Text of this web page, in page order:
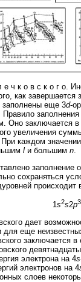
ч к о в с к о г о.
как
заполнены еще 3d-
Правило
Оно заключается в
увеличения
каждом
l и большим n
заполнение
сохраняться
1s2s2p3
дает
для еще
заключается
электрона на 4s
электронов на 4
слоев